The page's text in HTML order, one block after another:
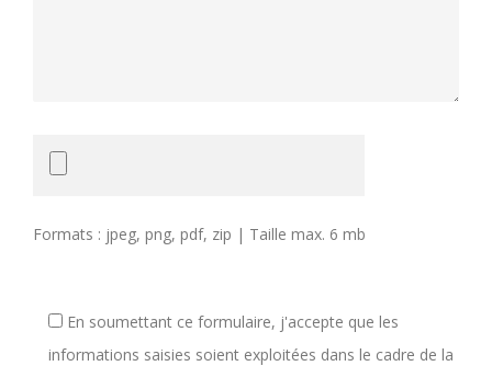
Formats : jpeg, png, pdf, zip | Taille max. 6 mb
En soumettant ce formulaire, j'accepte que les
informations saisies soient exploitées dans le cadre de la